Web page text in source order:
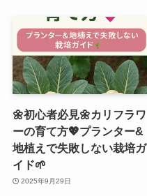
🌼初心者必見🌼カリフラワ
ーの育て方💖プランター&
地植えで失敗しない栽培ガ
イド🌱
2025年9月29日